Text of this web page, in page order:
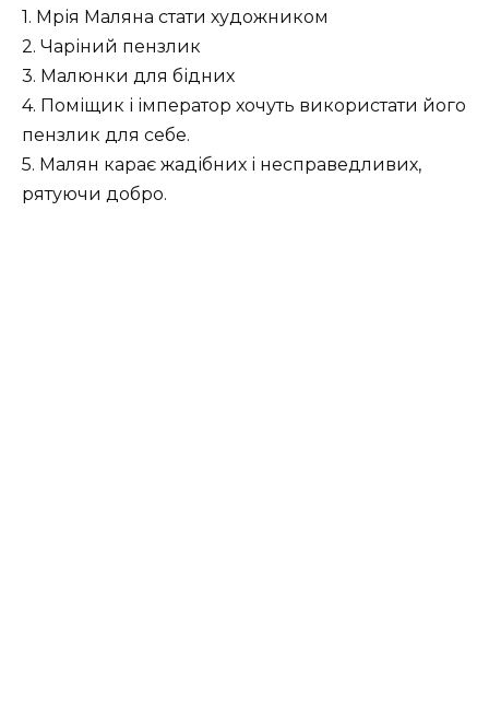
1. Мрія Маляна стати художником
2. Чаріний пензлик
3. Малюнки для бідних
4. Поміщик і імператор хочуть використати його
пензлик для себе.
5. Малян карає жадібних і несправедливих,
рятуючи добро.